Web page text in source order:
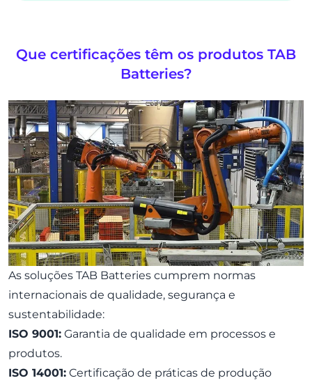
Que certificações têm os produtos TAB
Batteries?
As soluções TAB Batteries cumprem normas
internacionais de qualidade, segurança e
sustentabilidade:
ISO 9001: Garantia de qualidade em processos e
produtos.
ISO 14001: Certificação de práticas de produção